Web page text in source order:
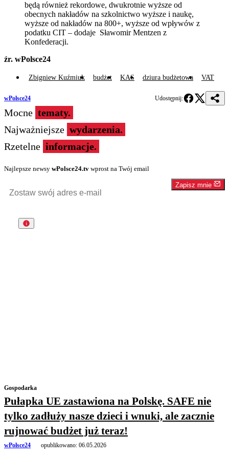
będą również rekordowe, dwukrotnie wyższe od
obecnych nakładów na szkolnictwo wyższe i naukę,
wyższe od nakładów na 800+, wyższe od wpływów z
podatku CIT – dodaje Sławomir Mentzen z
Konfederacji.
źr. wPolsce24
Zbigniew Kuźmiuk budżet KAS dziura budżetowa VAT
wPolsce24 Udostępnij:
Mocne tematy.
Najważniejsze wydarzenia.
Rzetelne informacje.
Najlepsze newsy wPolsce24.tv wprost na Twój email
Zapisz mnie
Gospodarka
Pułapka UE zastawiona na Polskę. SAFE nie
tylko zadłuży nasze dzieci i wnuki, ale zacznie
rujnować budżet już teraz!
wPolsce24 opublikowano: 06.05.2026